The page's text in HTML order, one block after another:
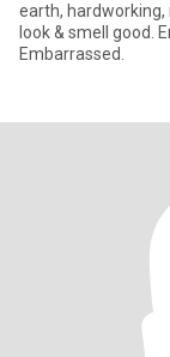
earth, hardworking, multi-talented & a simple person that love to
look & smell good.
Embarrassed.